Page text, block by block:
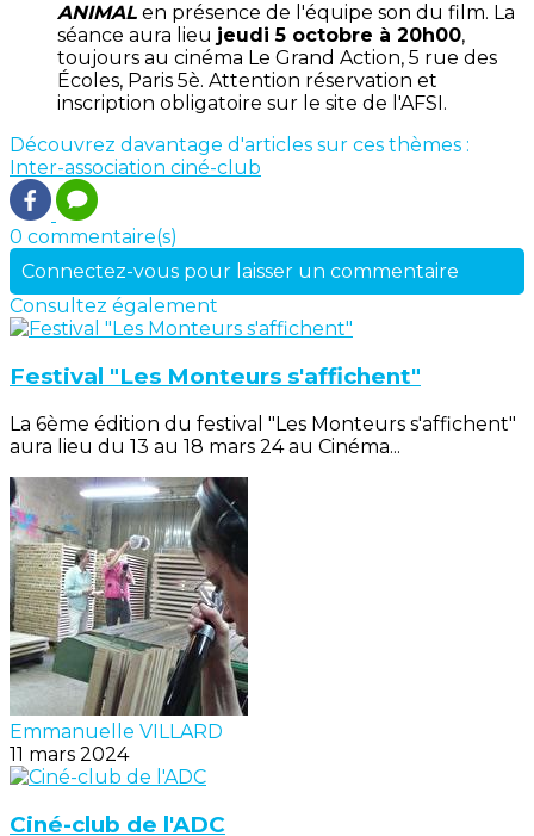
ANIMAL en présence de l'équipe son du film. La
séance aura lieu jeudi 5 octobre à 20h00,
toujours au cinéma Le Grand Action, 5 rue des
Écoles, Paris 5è. Attention réservation et
inscription obligatoire sur le site de l'AFSI.
Découvrez davantage d'articles sur ces thèmes :
Inter-association ciné-club
0 commentaire(s)
Connectez-vous pour laisser un commentaire
Consultez également
Festival "Les Monteurs s'affichent"
La 6ème édition du festival "Les Monteurs s'affichent"
aura lieu du 13 au 18 mars 24 au Cinéma...
Emmanuelle VILLARD
11 mars 2024
Ciné-club de l'ADC